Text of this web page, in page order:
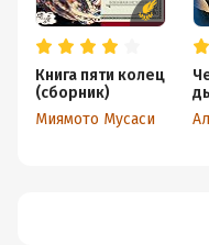
Книга пяти колец
(сборник)
Миямото Мусаси